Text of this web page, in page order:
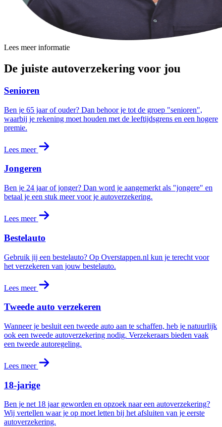
Lees meer informatie
De juiste autoverzekering voor jou
Senioren
Ben je 65 jaar of ouder? Dan behoor je tot de groep "senioren",
waarbij je rekening moet houden met de leeftijdsgrens en een hogere
premie.
Lees meer
Jongeren
Ben je 24 jaar of jonger? Dan word je aangemerkt als "jongere" en
betaal je een stuk meer voor je autoverzekering.
Lees meer
Bestelauto
Gebruik jij een bestelauto? Op Overstappen.nl kun je terecht voor
het verzekeren van jouw bestelauto.
Lees meer
Tweede auto verzekeren
Wanneer je besluit een tweede auto aan te schaffen, heb je natuurlijk
ook een tweede autoverzekering nodig. Verzekeraars bieden vaak
een tweede autoregeling.
Lees meer
18-jarige
Ben je net 18 jaar geworden en opzoek naar een autoverzekering?
Wij vertellen waar je op moet letten bij het afsluiten van je eerste
autoverzekering.